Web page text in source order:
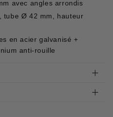
avec angles arrondis
tube Ø 42 mm, hauteur
en acier galvanisé +
anti-rouille